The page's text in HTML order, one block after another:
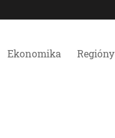
Ekonomika Regióny